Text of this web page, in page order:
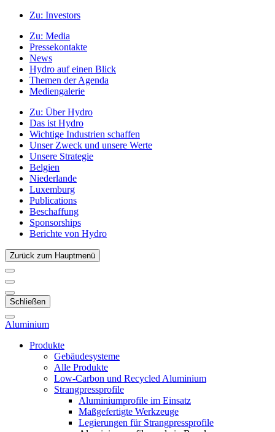
Zu: Investors
Zu: Media
Pressekontakte
News
Hydro auf einen Blick
Themen der Agenda
Mediengalerie
Zu: Über Hydro
Das ist Hydro
Wichtige Industrien schaffen
Unser Zweck und unsere Werte
Unsere Strategie
Belgien
Niederlande
Luxemburg
Publications
Beschaffung
Sponsorships
Berichte von Hydro
Zurück zum Hauptmenü
Schließen
Aluminium
Produkte
Gebäudesysteme
Alle Produkte
Low-Carbon und Recycled Aluminium
Strangpressprofile
Aluminiumprofile im Einsatz
Maßgefertigte Werkzeuge
Legierungen für Strangpressprofile